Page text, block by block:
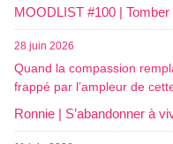
MOODLIST #100 |
28 juin 2026
Quand la compassion
frappé par l’ampleur de
Ronnie | S’abandonner à